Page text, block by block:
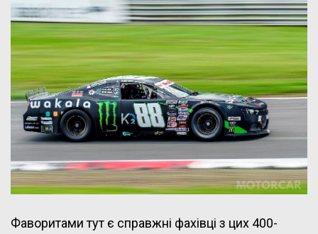
Фаворитами тут є справжні фахівці з цих 400-